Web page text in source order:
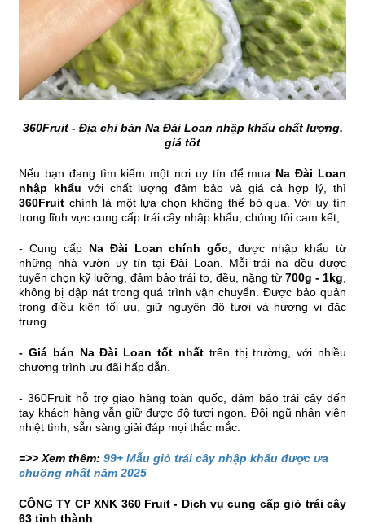
360Fruit - Địa chỉ bán Na Đài Loan nhập khẩu chất lượng,
giá tốt
Nếu bạn đang tìm kiếm một nơi uy tín để mua Na Đài Loan
nhập khẩu với chất lượng đảm bảo và giá cả hợp lý, thì
360Fruit chính là một lựa chọn không thể bỏ qua. Với uy tín
trong lĩnh vực cung cấp trái cây nhập khẩu, chúng tôi cam kết;
- Cung cấp Na Đài Loan chính gốc , được nhập khẩu từ
những nhà vườn uy tín tại Đài Loan. Mỗi trái na đều được
tuyển chọn kỹ lưỡng, đảm bảo trái to, đều, nặng từ 700g - 1kg
không bị dập nát trong quá trình vận chuyển. Được bảo quản
trong điều kiện tối ưu, giữ nguyên độ tươi và hương vị đặc
trưng.
- Giá bán Na Đài Loan tốt nhấttrên thị trường, với nhiều
chương trình ưu đãi hấp dẫn.
- 360Fruit hỗ trợ giao hàng toàn quốc, đảm bảo trái cây đến
tay khách hàng vẫn giữ được độ tươi ngon. Đội ngũ nhân viên
nhiệt tình, sẵn sàng giải đáp mọi thắc mắc.
=>> Xem thêm: 99+ Mẫu giỏ trái cây nhập khẩu được ưa
chuộng nhất năm 2025
CÔNG TY CP XNK 360 Fruit - Dịch vụ cung cấp giỏ trái cây
63 tỉnh thành